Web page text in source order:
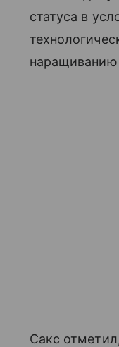
статуса в
наращиванию
Сакс